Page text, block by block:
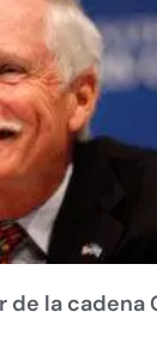
de la cadena